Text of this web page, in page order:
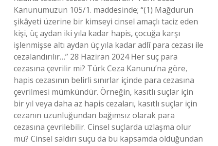
Kanunumuzun 105/1. maddesinde; “(1) Mağdurun
şikâyeti üzerine bir kimseyi cinsel amaçlı taciz eden
kişi, üç aydan iki yıla kadar hapis, çocuğa karşı
işlenmişse altı aydan üç yıla kadar adlî para cezası ile
cezalandırılır…” 28 Haziran 2024 Her suç para
cezasına çevrilir mi? Türk Ceza Kanunu’na göre,
hapis cezasının belirli sınırlar içinde para cezasına
çevrilmesi mümkündür. Örneğin, kasıtlı suçlar için
bir yıl veya daha az hapis cezaları, kasıtlı suçlar için
cezanın uzunluğundan bağımsız olarak para
cezasına çevrilebilir. Cinsel suçlarda uzlaşma olur
mu? Cinsel saldırı suçu da bu kapsamda olduğundan